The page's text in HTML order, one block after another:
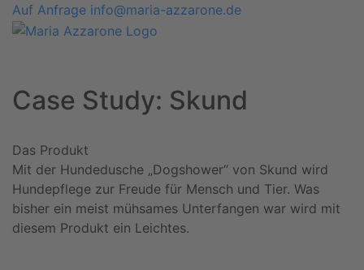
Auf Anfrage info@maria-azzarone.de
Case Study: Skund
Das Produkt
Mit der Hundedusche „Dogshower“ von Skund wird
Hundepflege zur Freude für Mensch und Tier. Was
bisher ein meist mühsames Unterfangen war wird mit
diesem Produkt ein Leichtes.